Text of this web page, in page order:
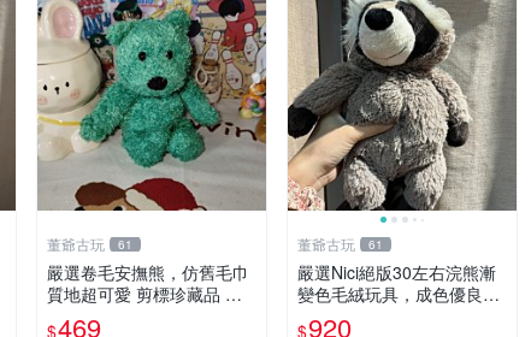
董爺古玩 61
嚴選卷毛安撫熊，仿舊毛巾
質地超可愛 剪標珍藏品 老
式毛巾質地 安撫熊 款式
$469
董爺古玩 61
嚴選Nici絕版30左右浣熊漸
變色毛絨玩具，成色優良伴
隨原廠牌標 浣熊 玩具 毛絨
$920